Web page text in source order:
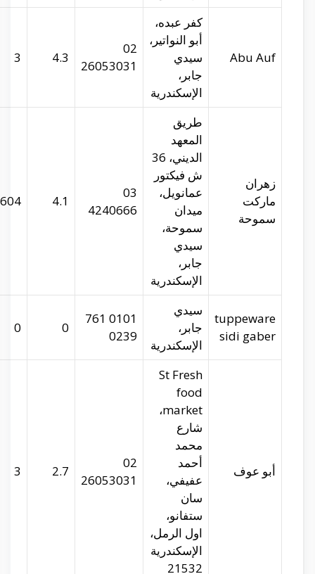
31.22472
29.95275
abu-auf.com
5604
31.21175
29.9473
facebook.com
31.22299
29.93956
tupperware.com
31.24589
29.96716
abu-auf.com